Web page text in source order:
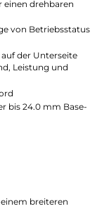
und RDL, die
sind. Die
des
mit den Coils
per Push & Pull
sind eine 0.8
und eine 0.3
Watt) enthalten.
intensives
überzeugen
und